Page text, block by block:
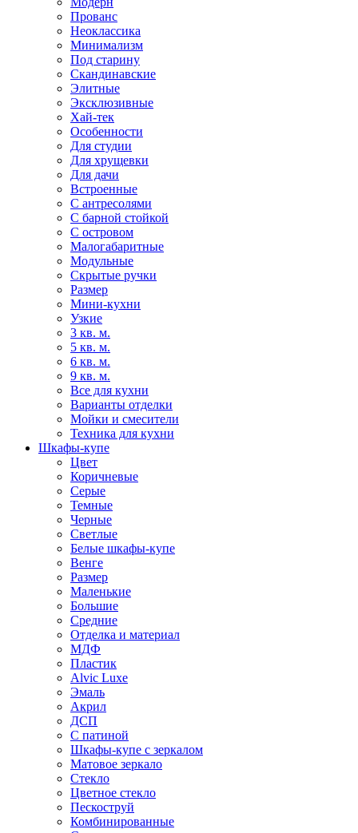
Прованс
Неоклассика
Минимализм
Под старину
Скандинавские
Элитные
Эксклюзивные
Хай-тек
Особенности
Для студии
Для хрущевки
Для дачи
Встроенные
С антресолями
С барной стойкой
С островом
Малогабаритные
Модульные
Скрытые ручки
Размер
Мини-кухни
Узкие
3 кв. м.
5 кв. м.
6 кв. м.
9 кв. м.
Все для кухни
Варианты отделки
Мойки и смесители
Техника для кухни
Шкафы-купе
Цвет
Коричневые
Серые
Темные
Черные
Светлые
Белые шкафы-купе
Венге
Размер
Маленькие
Большие
Средние
Отделка и материал
МДФ
Пластик
Alvic Luxe
Эмаль
Акрил
ДСП
С патиной
Шкафы-купе с зеркалом
Матовое зеркало
Стекло
Цветное стекло
Пескоструй
Комбинированные